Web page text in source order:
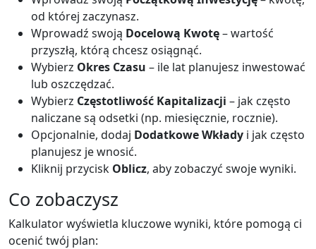
od której zaczynasz.
Wprowadź swoją Docelową Kwotę– wartość
przyszłą, którą chcesz osiągnąć.
Wybierz Okres Czasu – ile lat planujesz inwestować
lub oszczędzać.
Wybierz Częstotliwość Kapitalizacji – jak często
naliczane są odsetki (np. miesięcznie, rocznie).
Opcjonalnie, dodaj Dodatkowe Wkłady i jak często
planujesz je wnosić.
Kliknij przycisk Oblicz, aby zobaczyć swoje wyniki.
Co zobaczysz
Kalkulator wyświetla kluczowe wyniki, które pomogą ci
ocenić twój plan: